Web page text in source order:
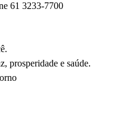
61 3233-7700
prosperidade e saúde.